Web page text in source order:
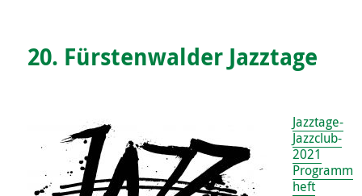
20. Fürstenwalder Jazztage
Jazztage-
Jazzclub-
2021
Programm
heft